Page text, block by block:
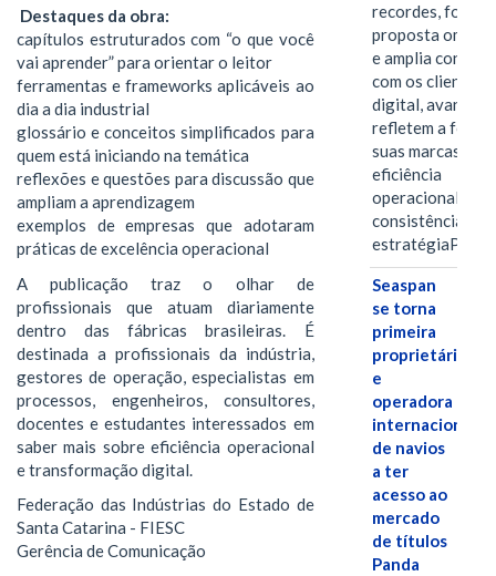
Destaques da obra:
capítulos estruturados com “o que você
vai aprender” para orientar o leitor
ferramentas e frameworks aplicáveis ao
dia a dia industrial
glossário e conceitos simplificados para
quem está iniciando na temática
reflexões e questões para discussão que
ampliam a aprendizagem
exemplos de empresas que adotaram
práticas de excelência operacional
A publicação traz o olhar de
profissionais que atuam diariamente
dentro das fábricas brasileiras. É
destinada a profissionais da indústria,
gestores de operação, especialistas em
processos, engenheiros, consultores,
docentes e estudantes interessados em
saber mais sobre eficiência operacional
e transformação digital.
Federação das Indústrias do Estado de
Santa Catarina - FIESC
Gerência de Comunicação
recordes,
proposta
e amplia
com os clientes
digital, avanços
refletem a força
suas marcas, a
eficiência
operacional e a
consistência de
Seaspan
se torna
primeira
proprietária
e
operadora
internacional
de navios
a ter
acesso ao
mercado
de títulos
Panda